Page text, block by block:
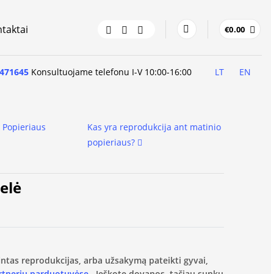
€0.00
Konsultuojame telefonu I-V 10:00-16:00 LT EN
Kas yra reprodukcija ant matinio
popieriaus?
reprodukcijas, arba užsakymą pateikti gyvai,